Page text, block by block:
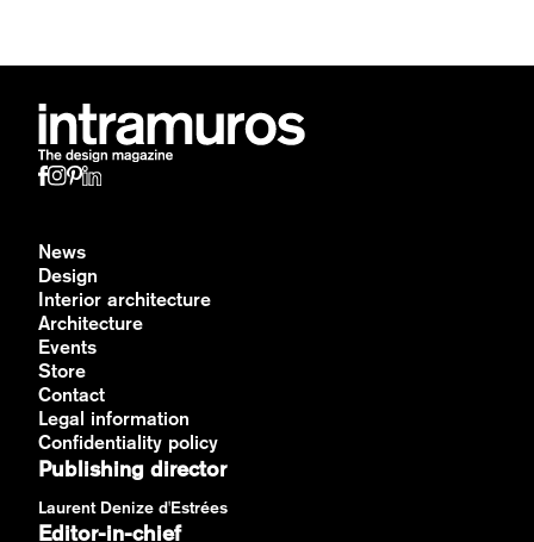
News
Design
Interior architecture
Architecture
Events
Store
Contact
Legal information
Confidentiality policy
Publishing director
Laurent Denize d'Estrées
Editor-in-chief